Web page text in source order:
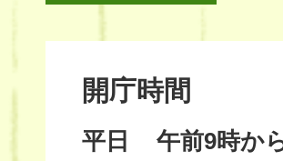
開庁時間
平日
午前9時か